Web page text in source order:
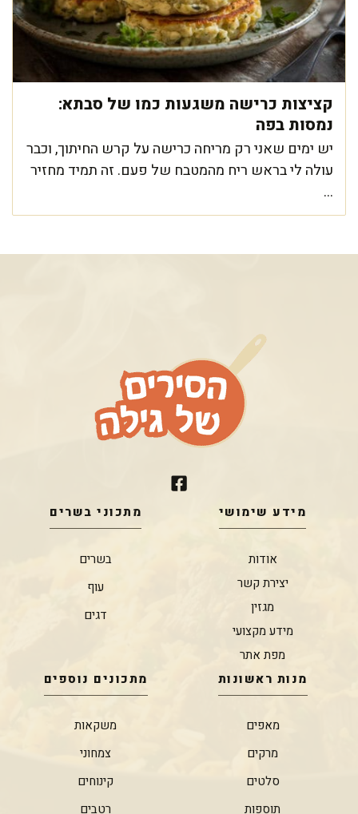
קציצות כרישה משגעות כמו של סבתא:
נמסות בפה
יש ימים שאני רק מריחה כרישה על קרש החיתוך, וכבר
עולה לי בראש ריח מהמטבח של פעם. זה תמיד מחזיר
...
מידע שימושי
אודות
יצירת קשר
מגזין
מידע מקצועי
מפת אתר
מתכוני בשרים
בשרים
עוף
דגים
מנות ראשונות
מאפים
מרקים
סלטים
תוספות
מתכונים נוספים
משקאות
צמחוני
קינוחים
רטבים